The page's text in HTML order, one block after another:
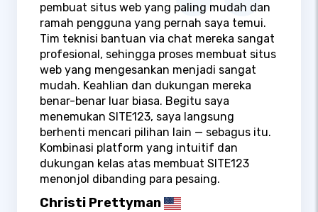
pembuat situs web yang paling mudah dan
ramah pengguna yang pernah saya temui.
Tim teknisi bantuan via chat mereka sangat
profesional, sehingga proses membuat situs
web yang mengesankan menjadi sangat
mudah. Keahlian dan dukungan mereka
benar-benar luar biasa. Begitu saya
menemukan SITE123, saya langsung
berhenti mencari pilihan lain — sebagus itu.
Kombinasi platform yang intuitif dan
dukungan kelas atas membuat SITE123
menonjol dibanding para pesaing.
Christi Prettyman